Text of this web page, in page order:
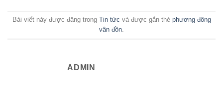
Bài viết này được đăng trong Tin tức và được gắn thẻ phương đông
vân đồn.
ADMIN